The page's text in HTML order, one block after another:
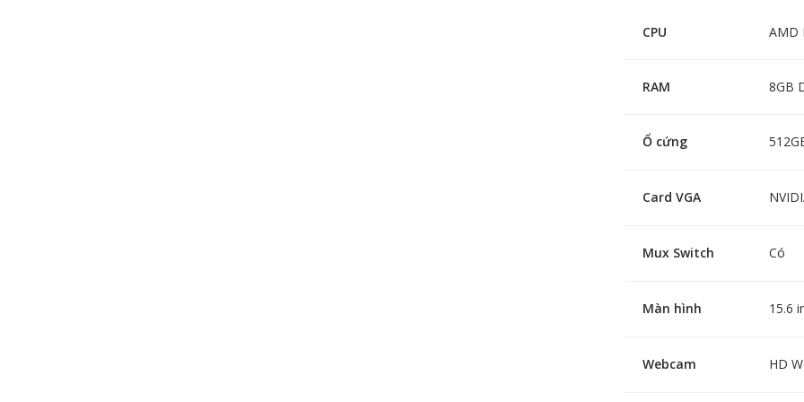
CPU AMD
RAM 8GB
Ổ cứng
Card VGA
Mux Switch Có
Màn hình 15.6
Webcam HD